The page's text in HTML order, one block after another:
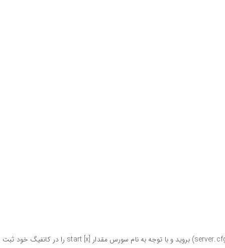
برای نصب پراید 111 EX برای فایوام کافیست پس از دانلود ماد مورد نظرتان، فایل را در فولدر resources خود اکسترکت کرده و سپس به کانفیگ سورس خود (server.cfg) بروید و با توجه به نام سورس مقدار start [x] را در کانفیگ خود ثبت